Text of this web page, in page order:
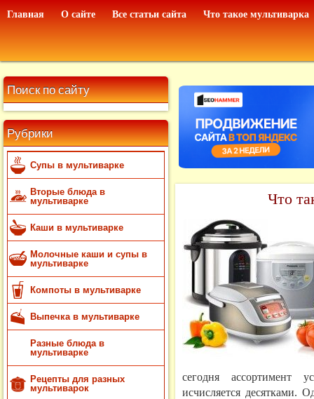
Главная О сайте Все статьи сайта Что такое мультиварка
Поиск по сайту
Рубрики
Супы в мультиварке
Вторые блюда в
мультиварке
Каши в мультиварке
Молочные каши и супы в
мультиварке
Компоты в мультиварке
Выпечка в мультиварке
Разные блюда в
мультиварке
Рецепты для разных
мультиварок
Что
сегодня ассортимент
исчисляется десятками.